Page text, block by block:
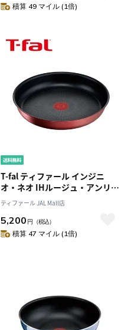
積算 49 マイル (1倍)
T-fal ティファール インジニ
オ・ネオ IHルージュ・アンリミ
テッド フライパン26cm
L38305 IH・ガス火対応
ティファール JAL Mall店
5,200 円 （税込）
積算 47 マイル (1倍)